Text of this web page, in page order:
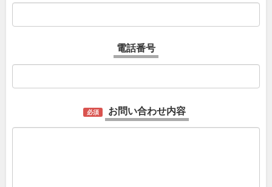
電話番号
必須 お問い合わせ内容